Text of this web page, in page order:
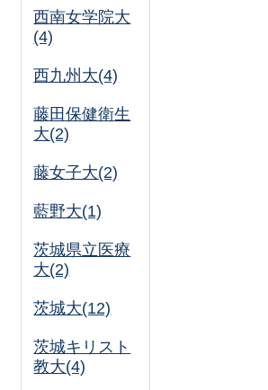
西南女学院大
(4)
西九州大(4)
藤田保健衛生
大(2)
藤女子大(2)
藍野大(1)
茨城県立医療
大(2)
茨城大(12)
茨城キリスト
教大(4)